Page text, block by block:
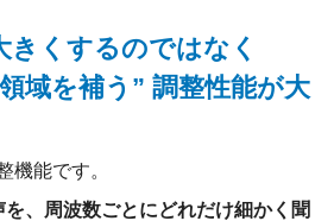
きくするのではなく
域を補う” 調整性能が大
機能です。
を、周波数ごとにどれだけ細かく聞